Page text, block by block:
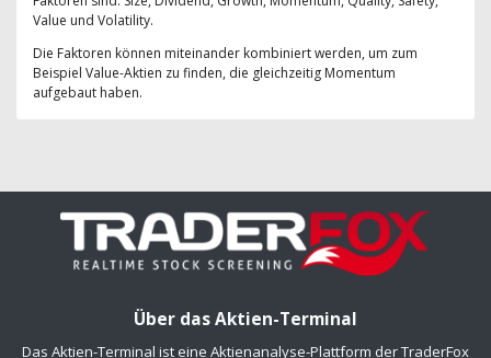
Value und Volatility.
Die Faktoren können miteinander kombiniert werden, um zum
Beispiel Value-Aktien zu finden, die gleichzeitig Momentum
aufgebaut haben.
Über das Aktien-Terminal
Das Aktien-Terminal ist eine Aktienanalyse-Plattform der TraderFox